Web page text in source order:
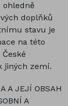
ohledně
doplňků
stavu je
na této
jiných zemí.
A JEJÍ OBSAH
A